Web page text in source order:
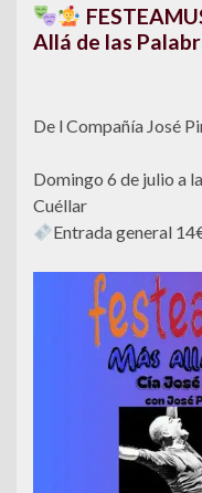
Allá de las
De l Compañía José
Domingo 6 de julio a
Cuéllar
Entrada general